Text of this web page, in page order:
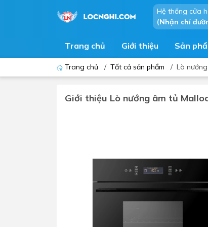
Hệ thống cửa
(Nhận chỉ
Trang chủ Giới thiệu Sản
Vòi lavabo
Vòi chậu - vòi hồ - vòi gắn tường
Máy sấy tay
Trang chủ / Tất cả sản phẩm / Lò
Giới thiệu Lò nướng âm tủ